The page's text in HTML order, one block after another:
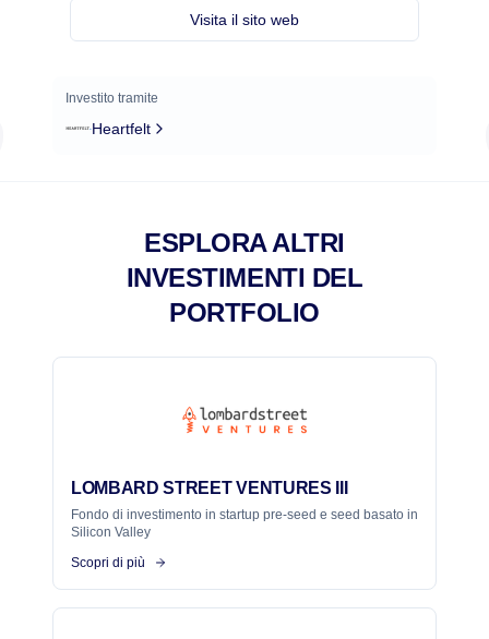
Visita il sito web
Investito tramite
Heartfelt
ESPLORA ALTRI
INVESTIMENTI DEL
PORTFOLIO
LOMBARD STREET VENTURES III
Fondo di investimento in startup pre-seed e seed basato in
Silicon Valley
Scopri di più